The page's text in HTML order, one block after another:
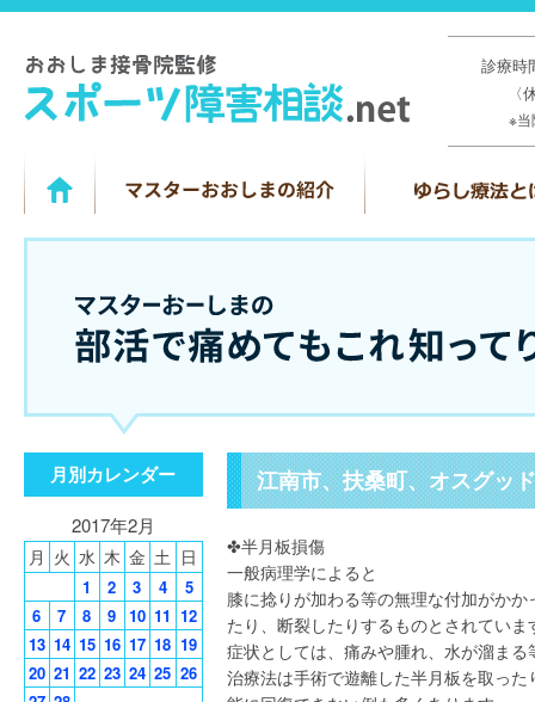
診療
※
江南市、扶桑町、オスグッ
✤半月板損傷
一般病理学によると
膝に捻りが加わる等の無理な付加がか
たり、断裂したりするものとされていま
症状としては、痛みや腫れ、水が溜まる
治療法は手術で遊離した半月板を取っ
月別カレンダー
2017年2月
月 火 水 木 金 土 日
1 2 3 4
5
6
7 8 9 10 11 12
13 14 15 16 17 18 19
20 21 22 23 24 25 26